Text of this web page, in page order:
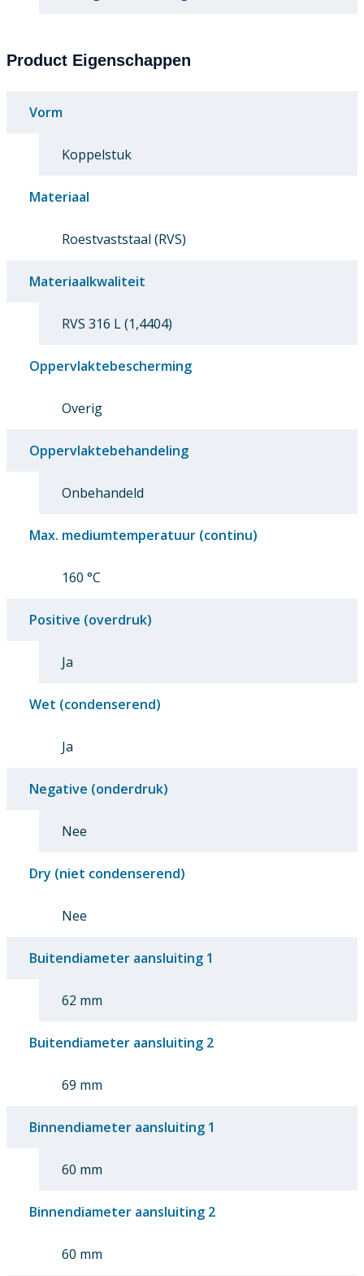
Product Eigenschappen
Vorm
Koppelstuk
Materiaal
Roestvaststaal (RVS)
Materiaalkwaliteit
RVS 316 L (1,4404)
Oppervlaktebescherming
Overig
Oppervlaktebehandeling
Onbehandeld
Max. mediumtemperatuur (continu)
160 °C
Positive (overdruk)
Ja
Wet (condenserend)
Ja
Negative (onderdruk)
Nee
Dry (niet condenserend)
Nee
Buitendiameter aansluiting 1
62 mm
Buitendiameter aansluiting 2
69 mm
Binnendiameter aansluiting 1
60 mm
Binnendiameter aansluiting 2
60 mm